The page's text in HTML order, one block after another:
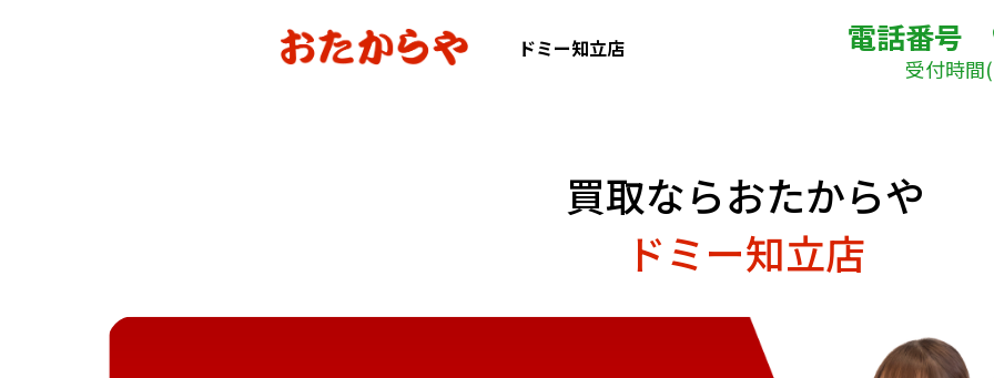
ドミー知立店 電話番号
受付時間
買取ならおたからや
ドミー知立店